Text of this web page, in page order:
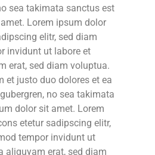
sea takimata sanctus est
Lorem ipsum dolor
elitr, sed diam
invidunt ut labore et
erat, sed diam voluptua.
et justo duo dolores et ea
no sea takimata
dolor sit amet. Lorem
etetur sadipscing elitr,
tempor invidunt ut
aliquyam erat, sed diam